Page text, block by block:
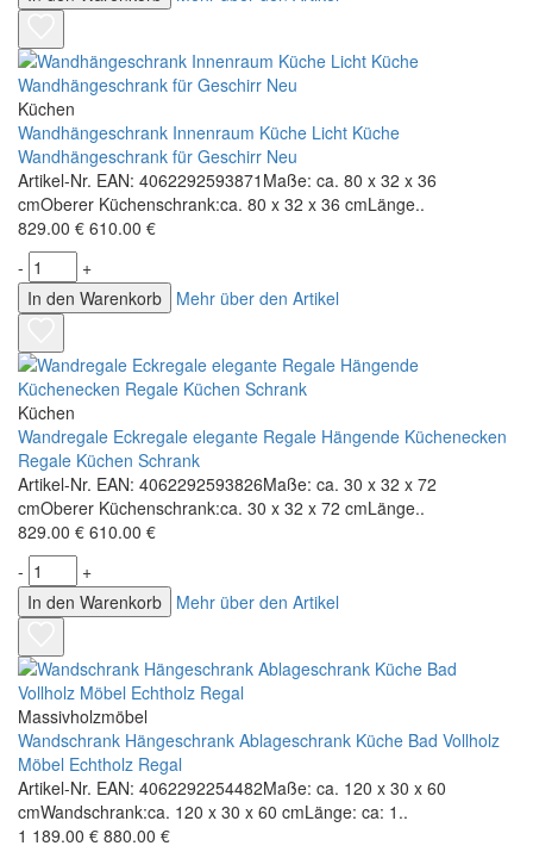
Küchen
Wandhängeschrank Innenraum Küche Licht Küche
Wandhängeschrank für Geschirr Neu
Artikel-Nr. EAN: 4062292593871Maße: ca. 80 x 32 x 36
cmOberer Küchenschrank:ca. 80 x 32 x 36 cmLänge..
829.00 € 610.00 €
-
+
In den Warenkorb
Mehr über den Artikel
Küchen
Wandregale Eckregale elegante Regale Hängende Küchenecken
Regale Küchen Schrank
Artikel-Nr. EAN: 4062292593826Maße: ca. 30 x 32 x 72
cmOberer Küchenschrank:ca. 30 x 32 x 72 cmLänge..
829.00 € 610.00 €
-
+
In den Warenkorb
Mehr über den Artikel
Massivholzmöbel
Wandschrank Hängeschrank Ablageschrank Küche Bad Vollholz
Möbel Echtholz Regal
Artikel-Nr. EAN: 4062292254482Maße: ca. 120 x 30 x 60
cmWandschrank:ca. 120 x 30 x 60 cmLänge: ca: 1..
1 189.00 € 880.00 €